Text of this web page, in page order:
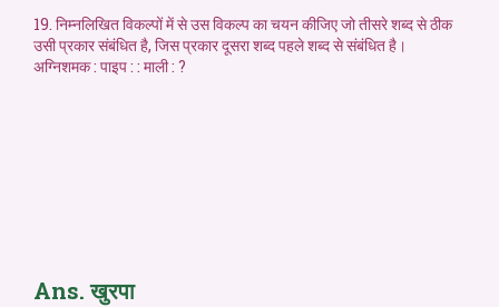
19. निम्नलिखित विकल्पों में से उस विकल्प का चयन कीजिए जो तीसरे शब्द से ठीक
उसी प्रकार संबंधित है, जिस प्रकार दूसरा शब्द पहले शब्द से संबंधित है।
अग्निशमक : पाइप : : माली : ?
Ans. खुरपा